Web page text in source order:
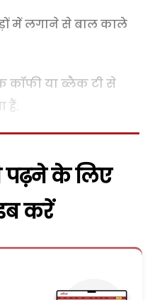
में लगाने से बाल काले
कॉफी या ब्लैक टी से
हैं.
पढ़ने के लिए
करें